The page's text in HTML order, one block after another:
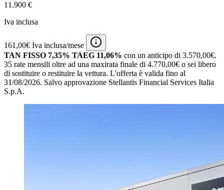
11.900 €
Iva inclusa
161,00€ Iva inclusa/mese
TAN FISSO 7,35% TAEG 11,06% con un anticipo di 3.570,00€.
35 rate mensili oltre ad una maxirata finale di 4.770,00€ o sei libero
di sostituire o restituire la vettura. L'offerta è valida fino al
31/08/2026. Salvo approvazione Stellantis Financial Services Italia
S.p.A.